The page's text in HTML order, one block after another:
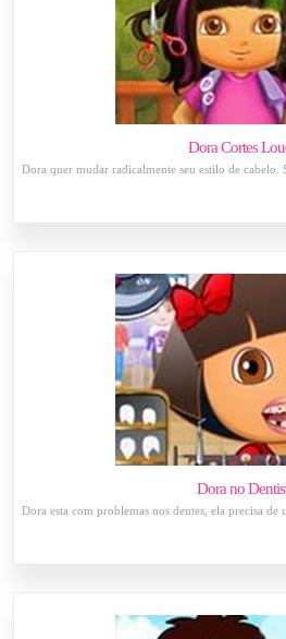
Dora Cortes
Dora quer mudar radicalmente seu estilo de cabelo.
Dora no
Dora esta com problemas nos dentes, ela precisa de